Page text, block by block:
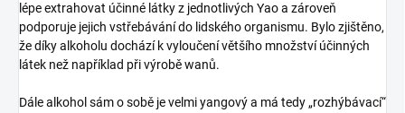
lépe extrahovat účinné látky z jednotlivých Yao a zároveň
podporuje jejich vstřebávání do lidského organismu. Bylo zjištěno,
že díky alkoholu dochází k vyloučení většího množství účinných
látek než například při výrobě wanů.
Dále alkohol sám o sobě je velmi yangový a má tedy „rozhýbávací“